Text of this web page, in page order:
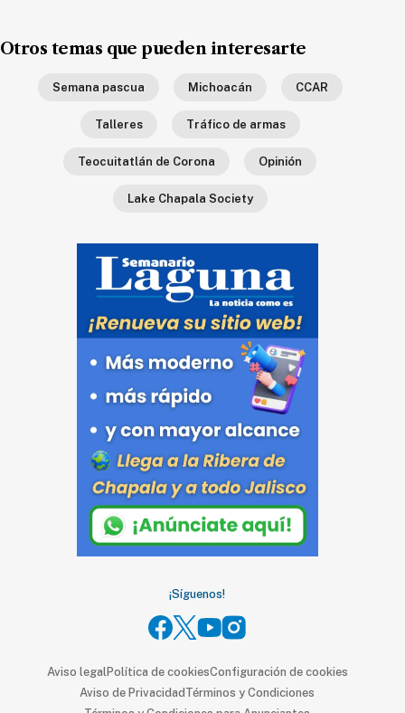
Salud
Negocios
SUSCRIPTORES
Contáctanos
nosotros
Videos
Hemeroteca
Otros temas que pueden interesarte
Semana pascua Michoacán CCAR
Talleres Tráfico de armas
Teocuitatlán de Corona Opinión
Lake Chapala Society
¡Síguenos!
Aviso legalPolítica de cookiesConfiguración de cookies
Aviso de Privacidad Términos y Condiciones